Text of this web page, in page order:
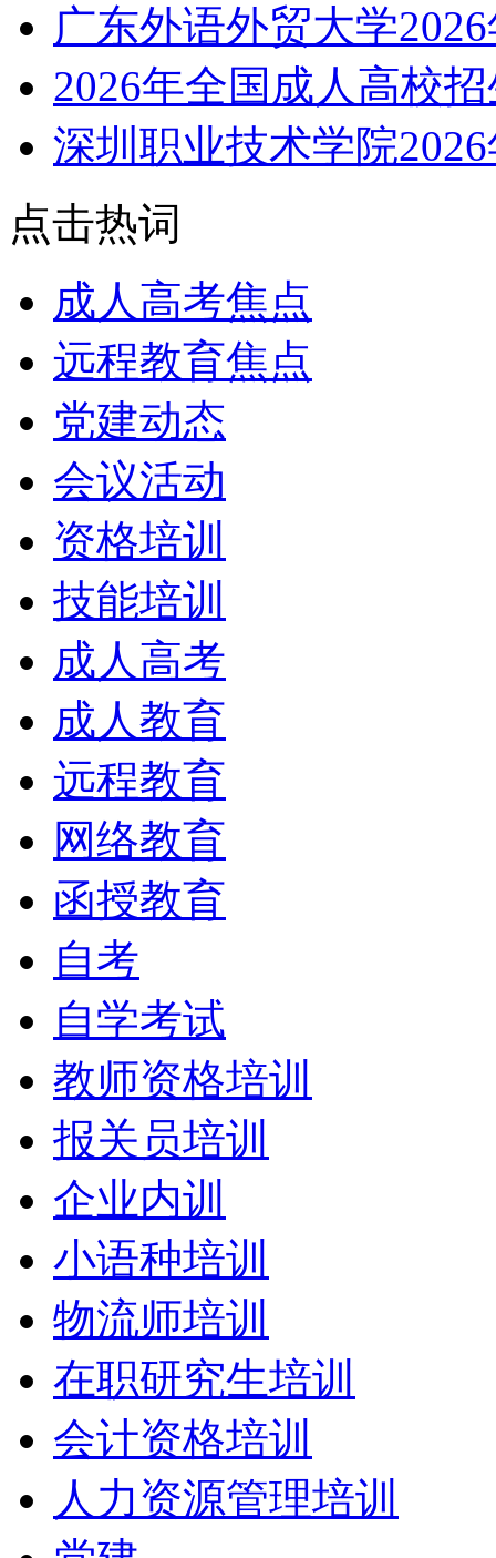
广东外语外贸大学
2026年全国成人高校
深圳职业技术学院
点击热词
成人高考焦点
远程教育焦点
党建动态
会议活动
资格培训
技能培训
成人高考
成人教育
远程教育
网络教育
函授教育
自考
自学考试
教师资格培训
报关员培训
企业内训
小语种培训
物流师培训
在职研究生培训
会计资格培训
人力资源管理培训